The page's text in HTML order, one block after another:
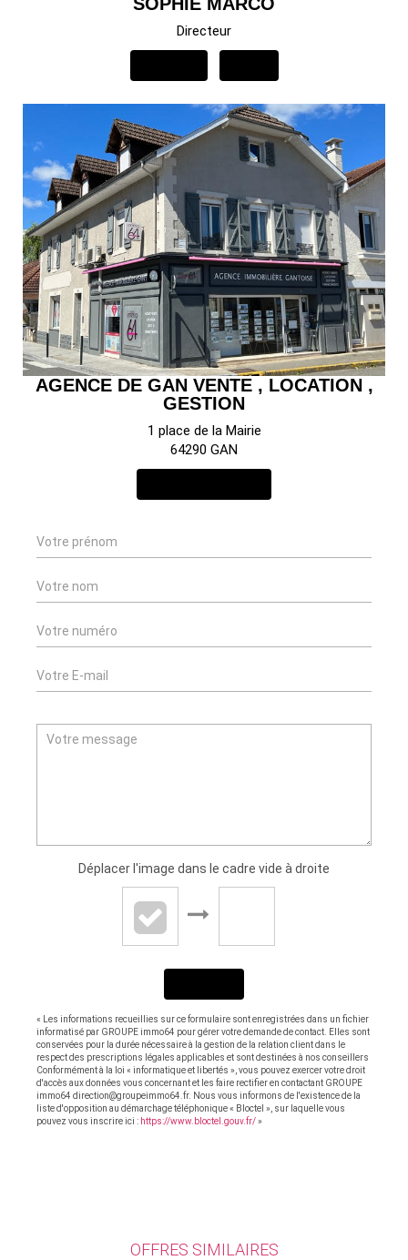
SOPHIE MARCO
Directeur
AGENCE DE GAN VENTE , LOCATION ,
GESTION
1 place de la Mairie
64290 GAN
Déplacer l'image dans le cadre vide à droite
« Les informations recueillies sur ce formulaire sont enregistrées dans un fichier
informatisé par GROUPE immo64 pour gérer votre demande de contact. Elles sont
conservées pour la durée nécessaire à la gestion de la relation client dans le
respect des prescriptions légales applicables et sont destinées à nos conseillers
Conformément à la loi « informatique et libertés », vous pouvez exercer votre droit
d'accès aux données vous concernant et les faire rectifier en contactant GROUPE
immo64 direction@groupeimmo64.fr. Nous vous informons de l'existence de la
liste d'opposition au démarchage téléphonique « Bloctel », sur laquelle vous
pouvez vous inscrire ici : https://www.bloctel.gouv.fr/»
OFFRES SIMILAIRES